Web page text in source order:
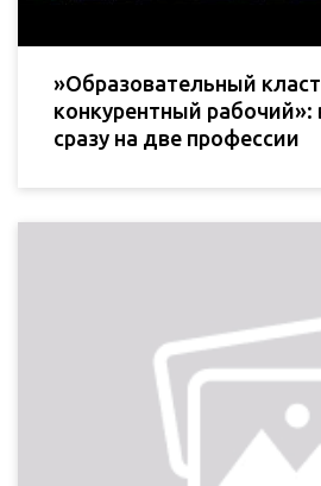
»Образовательный
конкурентный рабочий»:
сразу на две профессии